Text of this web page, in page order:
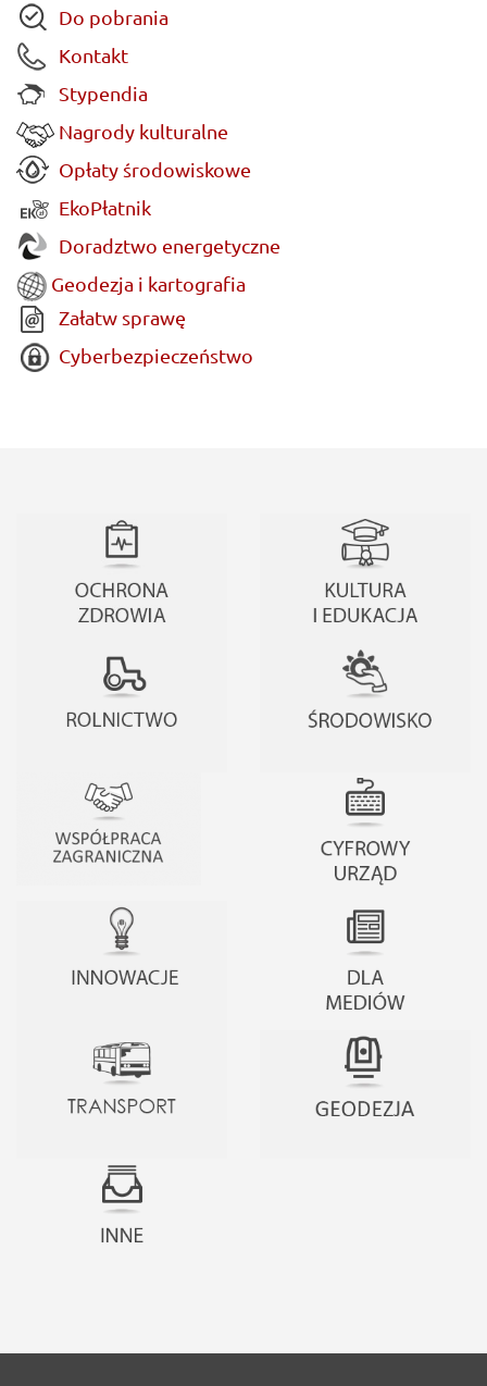
Do pobrania
Kontakt
Stypendia
Nagrody kulturalne
Opłaty środowiskowe
EkoPłatnik
Doradztwo energetyczne
Geodezja i kartografia
Załatw sprawę
Cyberbezpieczeństwo